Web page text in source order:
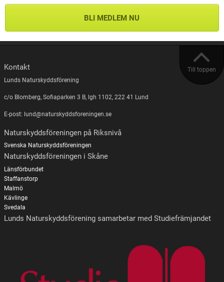
BLI MEDLEM NU
Till toppen
Kontakt
Lunds Naturskyddsförening
c/o Blomberg, Sofiaparken 3 B, lgh 1102, 222 41 Lund
E-post: lund@naturskyddsforeningen.se
Naturskyddsföreningen på Riksnivå
Svenska Naturskyddsföreningen
Naturskyddsföreningen i Skåne
Länsförbundet
Staffanstorp
Malmö
Kävlinge
Svedala
Lunds Naturskyddsförening samarbetar med Studiefrämjandet